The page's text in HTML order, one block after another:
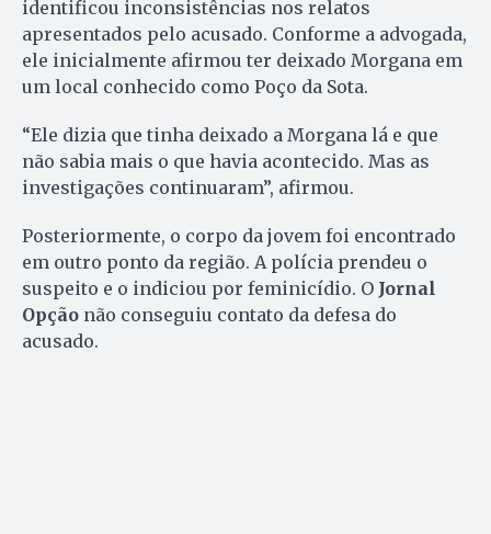
identificou inconsistências nos relatos
apresentados pelo acusado. Conforme a advogada,
ele inicialmente afirmou ter deixado Morgana em
um local conhecido como Poço da Sota.
“Ele dizia que tinha deixado a Morgana lá e que
não sabia mais o que havia acontecido. Mas as
investigações continuaram”, afirmou.
Posteriormente, o corpo da jovem foi encontrado
em outro ponto da região. A polícia prendeu o
suspeito e o indiciou por feminicídio. O Jornal
Opção não conseguiu contato da defesa do
acusado.